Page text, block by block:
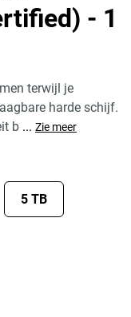
- 1
terwijl je
harde schijf.
b ... Zie meer
5 TB